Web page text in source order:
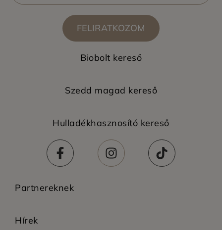
FELIRATKOZOM
Biobolt kereső
Szedd magad kereső
Hulladékhasznosító kereső
Partnereknek
Hírek